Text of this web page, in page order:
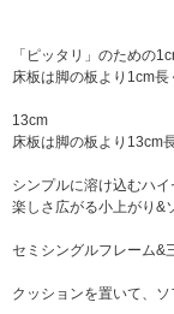
「ピッタリ」のための
床板は脚の板より1cm長
13cm
床板は脚の板より13cm
シンプルに溶け込むハイ
楽しさ広がる小上がり&
セミシングルフレーム&
クッションを置いて、ソ